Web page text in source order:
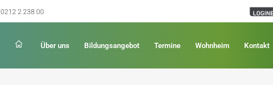
0212 2 238 00
Über uns Bildungsangebot Termine Wohnheim Kontakt